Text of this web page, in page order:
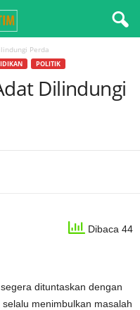
Perda
POLITIK
Dilindungi
Dibaca 44
dituntaskan dengan
menimbulkan masalah